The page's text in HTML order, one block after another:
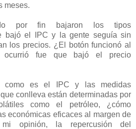
meses.
por fin bajaron los tipos
bajó el IPC y la gente seguía sin
los precios. ¿El botón funcionó al
fue que bajó el precio
como es el IPC y las medidas
conlleva están determinadas por
como el petróleo, ¿cómo
económicas eficaces al margen de
opinión, la repercusión del